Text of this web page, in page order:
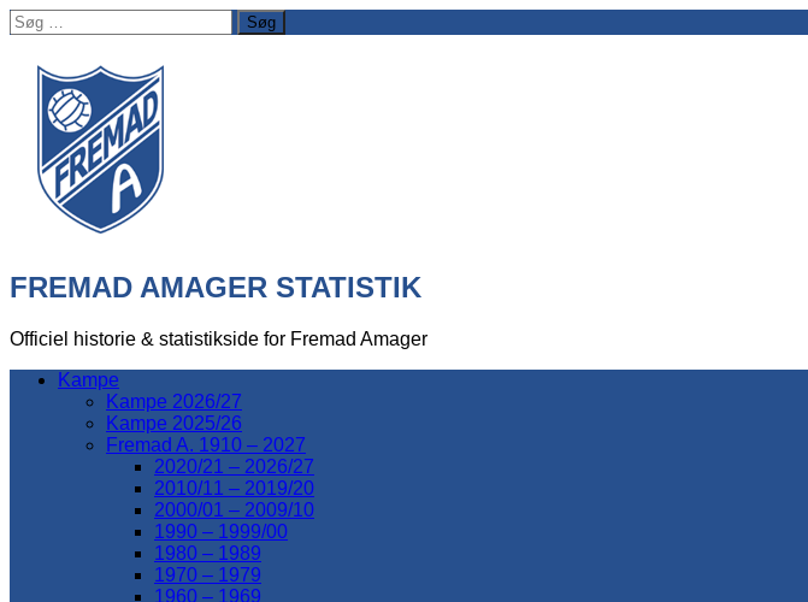
Søg
efter:
FREMAD AMAGER STATISTIK
Officiel historie & statistikside for Fremad Amager
Kampe
Kampe 2026/27
Kampe 2025/26
Fremad A. 1910 – 2027
2020/21 – 2026/27
2010/11 – 2019/20
2000/01 – 2009/10
1990 – 1999/00
1980 – 1989
1970 – 1979
1960 – 1969